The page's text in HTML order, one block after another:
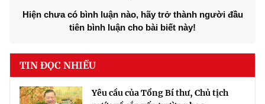
Hiện chưa có bình luận nào, hãy trở thành người đầu
tiên bình luận cho bài biết này!
TIN ĐỌC NHIỀU
Yêu cầu của Tổng Bí thư, Chủ tịch